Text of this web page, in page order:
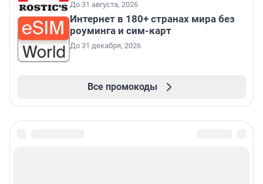
До 31 августа, 2026
Интернет в 180+ странах мира без
роуминга и сим-карт
До 31 декабря, 2026
Все промокоды